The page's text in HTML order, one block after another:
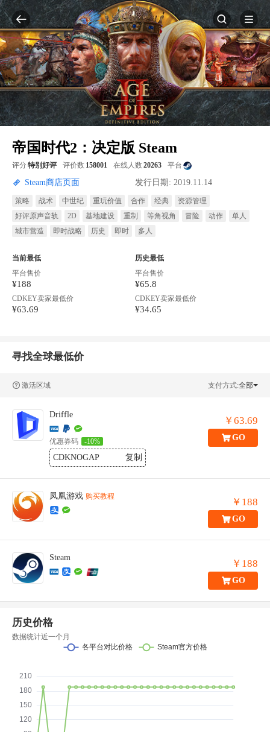
帝国时代2：决定版 Steam
评分特别好评 评价数 158001 在线人数 20263 平台
Steam商店页面 发行日期: 2019.11.14
策略 战术 中世纪 重玩价值 合作 经典
资源管理
好评原声音轨
2D 基地建设 重制 等角视角 冒险 动作
单人
城市营造
即时战略 历史 即时 多人
当前最低
平台售价
¥188
CDKEY卖家最低价
¥63.69
历史最低
平台售价
¥65.8
CDKEY卖家最低价
¥34.65
寻找全球最低价
激活区域 支付方式:全部
Driffle
优惠券码 -10%
CDKNOGAP 复制
￥63.69
GO
凤凰游戏 购买教程 ￥188
GO
Steam
￥188
GO
历史价格
数据统计近一个月